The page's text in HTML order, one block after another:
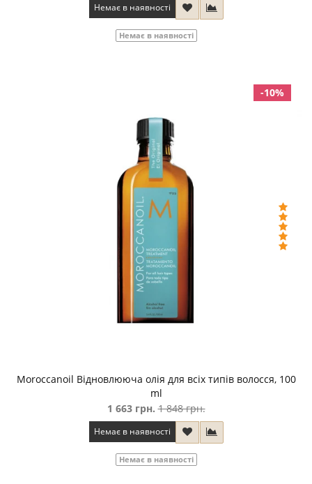
Немає в наявності
Немає в наявності
-10%
Moroccanoil Відновлююча олія для всіх типів волосся, 100
ml
1 663 грн. 1 848 грн.
Немає в наявності
Немає в наявності